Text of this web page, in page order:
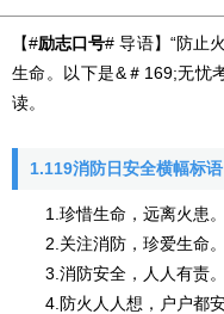
【#励志口号# 导语】“防止
生命。以下是&＃169;无忧
读。
1.119消防日安全横幅标语
1.珍惜生命，远离火患。
2.关注消防，珍爱生命。
3.消防安全，人人有责。
4.防火人人想，户户都安